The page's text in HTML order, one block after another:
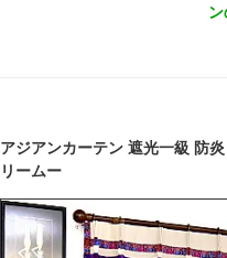
アジアンカーテン 遮光一級 防
リームー